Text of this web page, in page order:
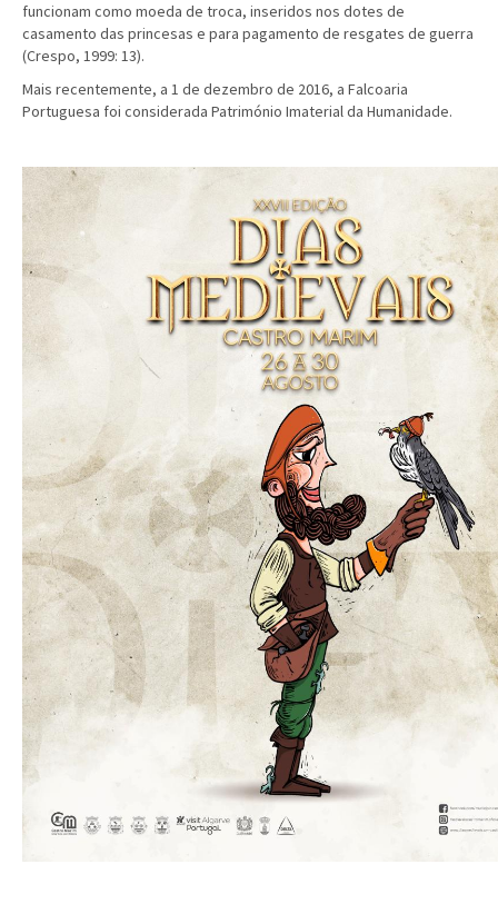
funcionam como moeda de troca, inseridos nos dotes de
casamento das princesas e para pagamento de resgates de guerra
(Crespo, 1999: 13).
Mais recentemente, a 1 de dezembro de 2016, a Falcoaria
Portuguesa foi considerada Património Imaterial da Humanidade.